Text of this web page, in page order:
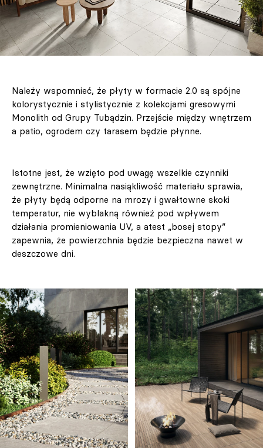
Należy wspomnieć, że płyty w formacie 2.0 są spójne
kolorystycznie i stylistycznie z kolekcjami gresowymi
Monolith od Grupy Tubądzin. Przejście między wnętrzem
a patio, ogrodem czy tarasem będzie płynne.
Istotne jest, że wzięto pod uwagę wszelkie czynniki
zewnętrzne. Minimalna nasiąkliwość materiału sprawia,
że płyty będą odporne na mrozy i gwałtowne skoki
temperatur, nie wyblakną również pod wpływem
działania promieniowania UV, a atest „bosej stopy”
zapewnia, że powierzchnia będzie bezpieczna nawet w
deszczowe dni.